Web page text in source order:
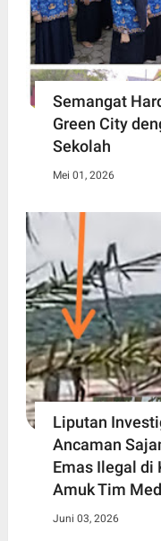
Semangat
Green City
Sekolah
Mei 01, 2026
Liputan
Ancaman
Emas Ilegal di
Amuk Tim
Juni 03, 2026